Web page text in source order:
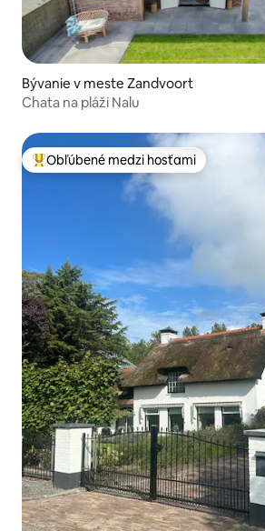
Bývanie v meste Zandvoort
Chata na pláži Nalu
Najobľúbenejšie medzi hosťami
Obľúbené medzi hosťami